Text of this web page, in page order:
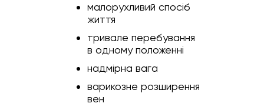
малорухливий спосіб
життя
тривале перебування
в одному положенні
надмірна вага
варикозне розширення
вен